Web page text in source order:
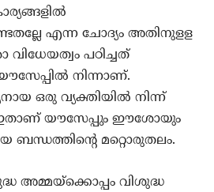
എന്ന ചോദ്യം അതിനുളള
പഠിച്ചത്
നിന്നാണ്.
ഒരു വ്യക്തിയില്‍ നിന്ന്
ഇതാണ് യൗസേപ്പും ഈശോയും
ബന്ധത്തിന്റെ മറ്റൊരുതലം.
അമ്മയ്‌ക്കൊപ്പം വിശുദ്ധ